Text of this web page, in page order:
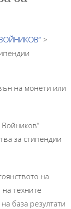
>
на монети или
за стипендии
на
техните
база резултати